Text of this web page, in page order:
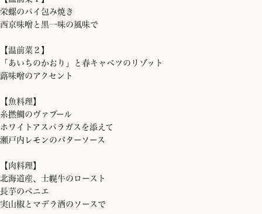
栄螺のパイ包み焼き
西京味噌と黒一味の風味で
【温前菜２】
「あいちのかおり」と春キャベツのリゾット
蕗味噌のアクセント
【魚料理】
糸撚鯛のヴァプール
ホワイトアスパラガスを添えて
瀬戸内レモンのバターソース
【肉料理】
北海道産、士幌牛のロースト
長芋のベニエ
実山椒とマデラ酒のソースで